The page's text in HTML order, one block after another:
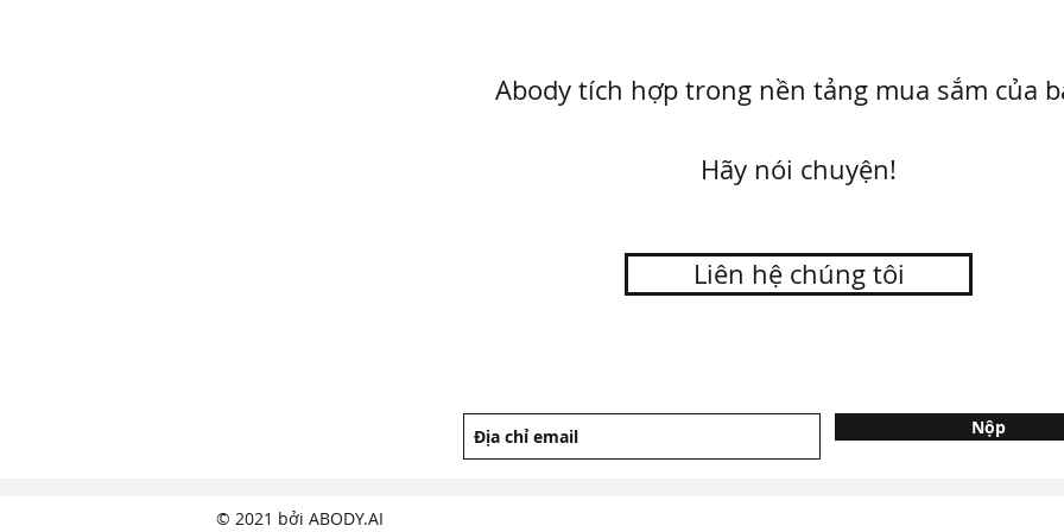
Abody tích hợp trong nền tảng mua sắm của
Hãy nói chuyện!
Liên hệ chúng tôi
Nộp
© 2021 bởi ABODY.AI